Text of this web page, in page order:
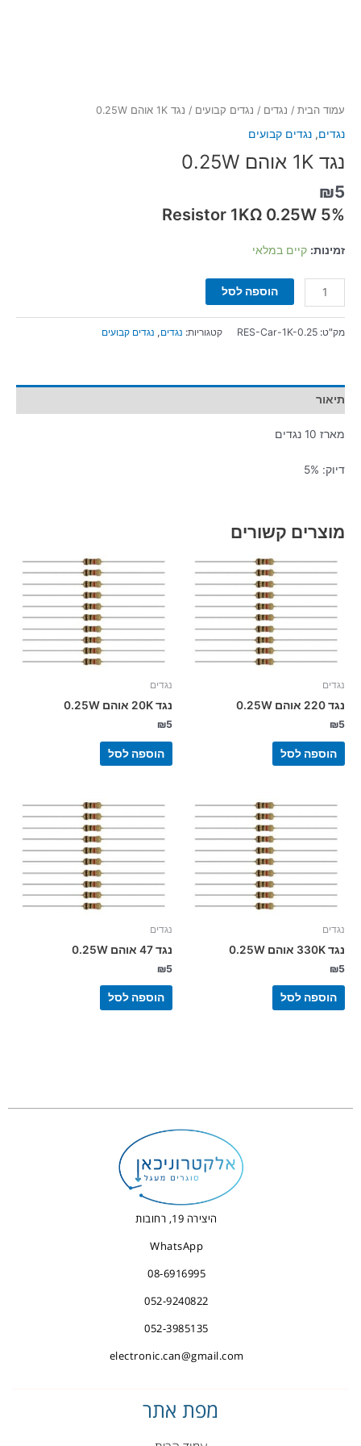
עמוד הבית / נגדים / נגדים קבועים / נגד 1K אוהם 0.25W
נגדים, נגדים קבועים
נגד 1K אוהם 0.25W
₪5
Resistor 1KΩ 0.25W 5%
זמינות: קיים במלאי
הוספה לסל
מק"ט: RES-Car-1K-0.25 קטגוריות: נגדים , נגדים קבועים
תיאור
מארז 10 נגדים
דיוק: 5%
מוצרים קשורים
נגדים
נגד 220 אוהם 0.25W
₪5
הוספה לסל
נגדים
נגד 20K אוהם 0.25W
₪5
הוספה לסל
נגדים
נגד 330K אוהם 0.25W
₪5
הוספה לסל
נגדים
נגד 47 אוהם 0.25W
₪5
הוספה לסל
היצירה 19, רחובות
WhatsApp
08-6916995
052-9240822
052-3985135
electronic.can@gmail.com
מפת אתר